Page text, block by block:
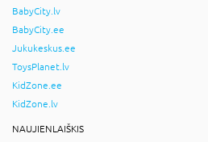
BabyCity.lv
BabyCity.ee
Jukukeskus.ee
ToysPlanet.lv
KidZone.ee
KidZone.lv
NAUJIENLAIŠKIS